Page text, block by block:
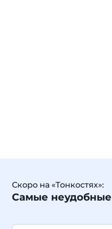
Скоро на «Тонкостях»:
Самые неудобные